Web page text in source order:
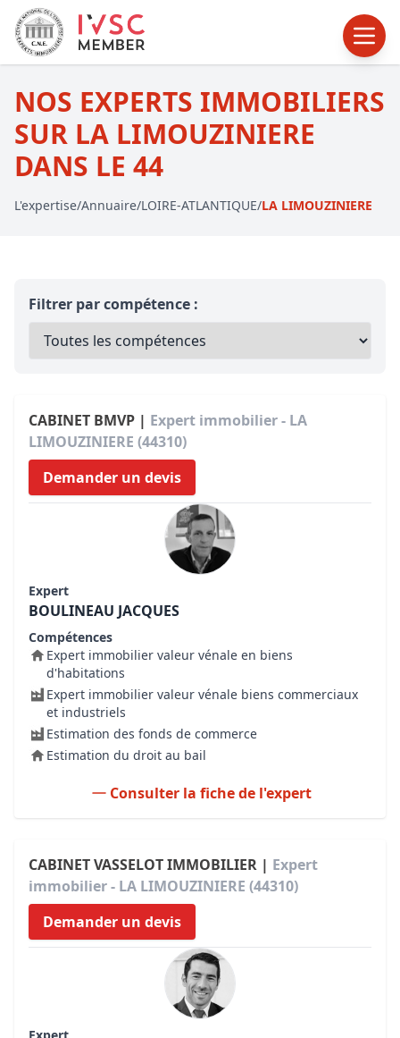
NOS EXPERTS IMMOBILIERS
SUR LA LIMOUZINIERE
DANS LE 44
L'expertise/Annuaire/LOIRE-ATLANTIQUE/LA LIMOUZINIERE
Filtrer par compétence :
CABINET BMVP | Expert immobilier - LA
LIMOUZINIERE (44310)
Demander un devis
Expert
BOULINEAU JACQUES
Compétences
Expert immobilier valeur vénale en biens
d'habitations
Expert immobilier valeur vénale biens commerciaux
et industriels
Estimation des fonds de commerce
Estimation du droit au bail
Consulter la fiche de l'expert
CABINET VASSELOT IMMOBILIER | Expert
immobilier - LA LIMOUZINIERE (44310)
Demander un devis